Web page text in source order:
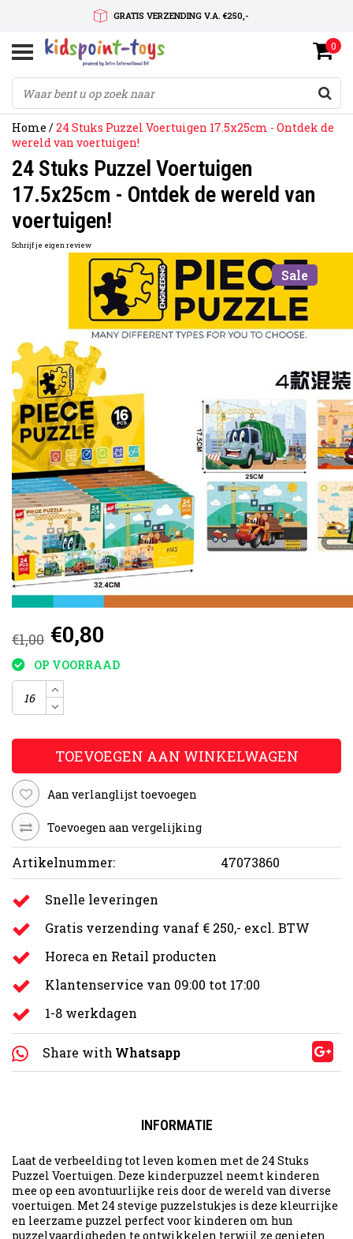
GRATIS VERZENDING V.A. €250,-
SNELLE LEVERTIJD
SERVICE OP MAAT
0
Home /24 Stuks Puzzel Voertuigen 17.5x25cm - Ontdek de
wereld van voertuigen!
24 Stuks Puzzel Voertuigen
17.5x25cm - Ontdek de wereld van
voertuigen!
Schrijf je eigen review
Sale
€1,00 €0,80
OP VOORRAAD
TOEVOEGEN AAN WINKELWAGEN
Aan verlanglijst toevoegen
Toevoegen aan vergelijking
Artikelnummer: 47073860
Snelle leveringen
Gratis verzending vanaf € 250,- excl. BTW
Horeca en Retail producten
Klantenservice van 09:00 tot 17:00
1-8 werkdagen
Share with Whatsapp
INFORMATIE
Laat de verbeelding tot leven komen met de 24 Stuks
Puzzel Voertuigen. Deze kinderpuzzel neemt kinderen
mee op een avontuurlijke reis door de wereld van diverse
voertuigen. Met 24 stevige puzzelstukjes is deze kleurrijke
en leerzame puzzel perfect voor kinderen om hun
puzzelvaardigheden te ontwikkelen terwijl ze genieten